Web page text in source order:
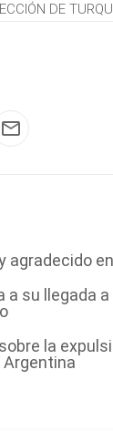
DE
agradecido
su llegada a
la
Argentina